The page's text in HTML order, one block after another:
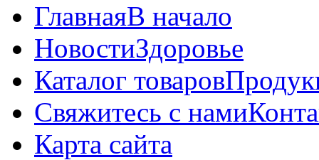
ГлавнаяВ начало
НовостиЗдоровье
Каталог товаров
Свяжитесь с нами
Карта сайта